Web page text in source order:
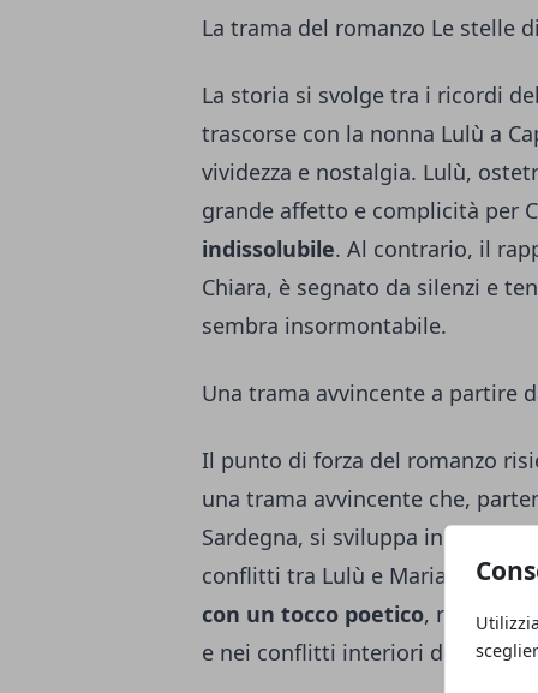
La trama del romanzo Le stelle
La storia si svolge tra i ricordi
trascorse con la nonna Lulù a
vividezza e nostalgia. Lulù,
grande affetto e complicità per
indissolubile. Al contrario, il
Chiara, è segnato da silenzi e
sembra insormontabile.
Una trama avvincente a partire
Il punto di forza del romanzo
una trama avvincente che,
Sardegna, si sviluppa in una
conflitti tra Lulù e Marianna.
con un tocco poetico,
e nei conflitti interiori dei